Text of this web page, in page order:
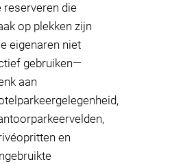
reserveren die
op plekken zijn
eigenaren niet
gebruiken—
aan
en